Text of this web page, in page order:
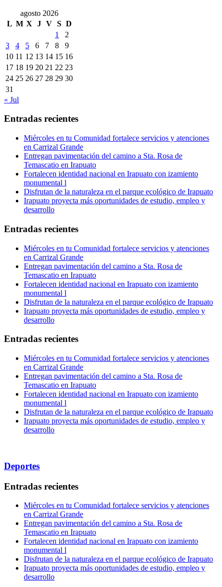
agosto 2026
L M X J V S D
1
2
3
4 5 6 7 8
9
10 11 12 13 14 15 16
17 18 19 20 21 22 23
24 25 26 27 28 29 30
31
« Jul
Entradas recientes
Miércoles en tu Comunidad fortalece servicios y atenciones
en Carrizal Grande
Entregan pavimentación del camino a Sta. Rosa de
Temascatio en Irapuato
Fortalecen identidad nacional en Irapuato con izamiento
monumental l
Disfrutan de la naturaleza en el parque ecológico de Irapuato
Irapuato proyecta más oportunidades de estudio, empleo y
desarrollo
Entradas recientes
Miércoles en tu Comunidad fortalece servicios y atenciones
en Carrizal Grande
Entregan pavimentación del camino a Sta. Rosa de
Temascatio en Irapuato
Fortalecen identidad nacional en Irapuato con izamiento
monumental l
Disfrutan de la naturaleza en el parque ecológico de Irapuato
Irapuato proyecta más oportunidades de estudio, empleo y
desarrollo
Entradas recientes
Miércoles en tu Comunidad fortalece servicios y atenciones
en Carrizal Grande
Entregan pavimentación del camino a Sta. Rosa de
Temascatio en Irapuato
Fortalecen identidad nacional en Irapuato con izamiento
monumental l
Disfrutan de la naturaleza en el parque ecológico de Irapuato
Irapuato proyecta más oportunidades de estudio, empleo y
desarrollo
Deportes
Entradas recientes
Miércoles en tu Comunidad fortalece servicios y atenciones
en Carrizal Grande
Entregan pavimentación del camino a Sta. Rosa de
Temascatio en Irapuato
Fortalecen identidad nacional en Irapuato con izamiento
monumental l
Disfrutan de la naturaleza en el parque ecológico de Irapuato
Irapuato proyecta más oportunidades de estudio, empleo y
desarrollo